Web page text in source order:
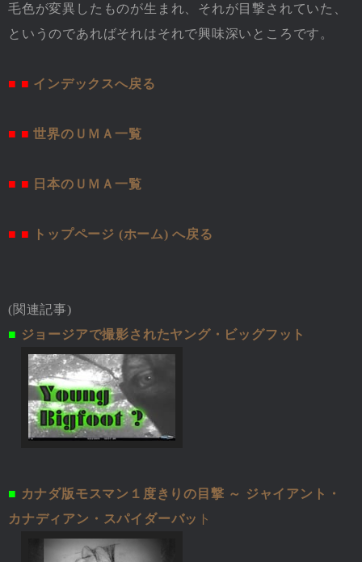
毛色が変異したものが生まれ、それが目撃されていた、
というのであればそれはそれで興味深いところです。
■ ■ インデックスへ戻る
■ ■ 世界のＵＭＡ一覧
■ ■ 日本のＵＭＡ一覧
■ ■ トップページ (ホーム) へ戻る
(関連記事)
■ ジョージアで撮影されたヤング・ビッグフット
■ カナダ版モスマン１度きりの目撃 ～ ジャイアント・
カナディアン・スパイダーバッ ト